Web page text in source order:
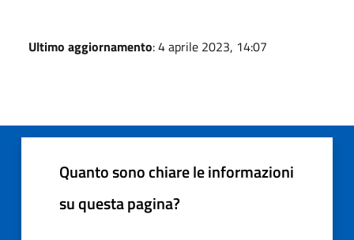
Ultimo aggiornamento: 4 aprile 2023, 14:07
Quanto sono chiare le informazioni
su questa pagina?